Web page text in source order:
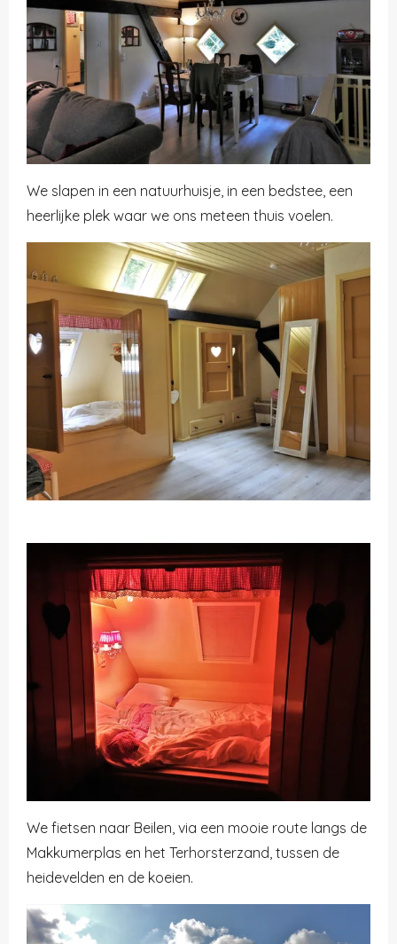
We slapen in een natuurhuisje, in een bedstee, een
heerlijke plek waar we ons meteen thuis voelen.
We fietsen naar Beilen, via een mooie route langs de
Makkumerplas en het Terhorsterzand, tussen de
heidevelden en de koeien.